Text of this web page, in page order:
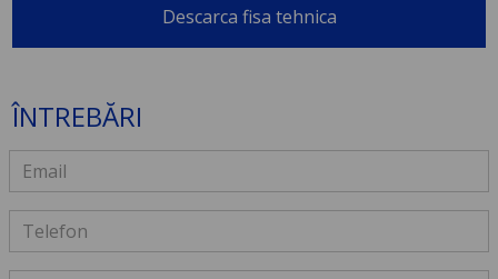
Descarca fisa tehnica
ÎNTREBĂRI